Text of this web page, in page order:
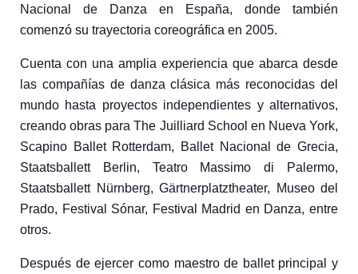
Nacional de Danza en España, donde también
comenzó su trayectoria coreográfica en 2005.
Cuenta con una amplia experiencia que abarca desde
las compañías de danza clásica más reconocidas del
mundo hasta proyectos independientes y alternativos,
creando obras paraThe Juilliard School en Nueva York,
Scapino Ballet Rotterdam, Ballet Nacional de Grecia,
Staatsballett Berlin, Teatro Massimo di Palermo,
Staatsballett Nürnberg, Gärtnerplatztheater,
Museo del
Prado, Festival Sónar, Festival Madrid en Danza, entre
otros.
Después de ejercer como maestro de ballet principal
y